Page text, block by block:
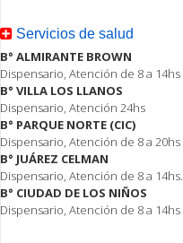
Servicios de salud
B° ALMIRANTE BROWN
Dispensario, Atención de 8 a 14hs
B° VILLA LOS LLANOS
Dispensario, Atención 24hs
B° PARQUE NORTE (CIC)
Dispensario, Atención de 8 a 20hs
B° JUÁREZ CELMAN
Dispensario, Atención de 8 a 14hs.
B° CIUDAD DE LOS NIÑOS
Dispensario, Atención de 8 a 14hs